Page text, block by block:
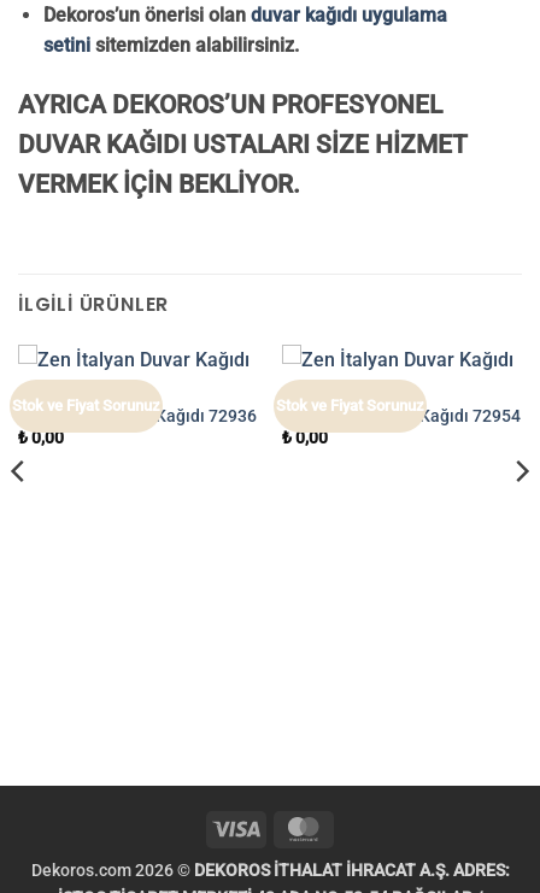
Dekoros’un önerisi olan duvar kağıdı uygulama
setinisitemizden alabilirsiniz.
AYRICA DEKOROS’UN PROFESYONEL
DUVAR KAĞIDI USTALARI SİZE HİZMET
VERMEK İÇİN BEKLİYOR.
İLGILI ÜRÜNLER
Stok ve Fiyat Sorunuz
Zen İtalyan Duvar Kağıdı 72936
₺0,00
Stok ve Fiyat Sorunuz
Zen İtalyan Duvar Kağıdı 72954
₺0,00
Visa
Dekoros.com 2026 © DEKOROS İTHALAT İHRACAT A.Ş. ADRES: